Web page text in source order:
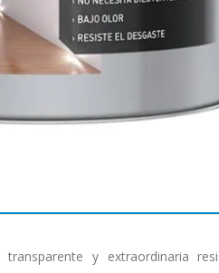
y extraordinaria